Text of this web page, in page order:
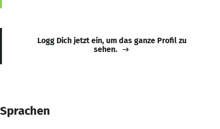
Logg Dich jetzt ein, um das ganze Profil zu
sehen.
Sprachen